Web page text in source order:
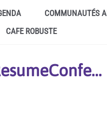
COMMUNAUTÉS
CAFE ROBUSTE